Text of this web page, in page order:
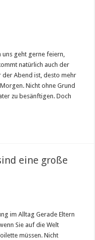
uns geht gerne feiern,
natürlich auch der
der Abend ist, desto mehr
Nicht ohne Grund
zu besänftigen. Doch
eine große
im Alltag Gerade Eltern
Sie auf die Welt
müssen. Nicht